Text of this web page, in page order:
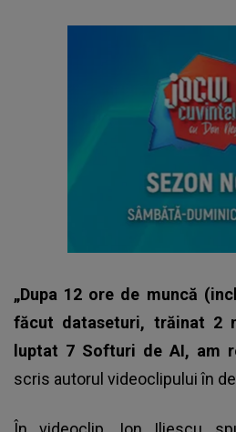
„Dupa 12 ore de muncă
făcut dataseturi, trăinat 2
luptat 7 Softuri de AI, am
scris autorul videoclipului în